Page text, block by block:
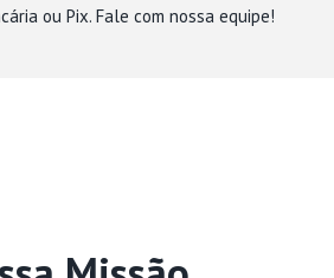
ou Pix. Fale com nossa equipe!